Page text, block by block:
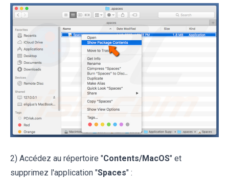
2) Accédez au répertoire "Contents/MacOS" et
supprimez l'application "Spaces" :